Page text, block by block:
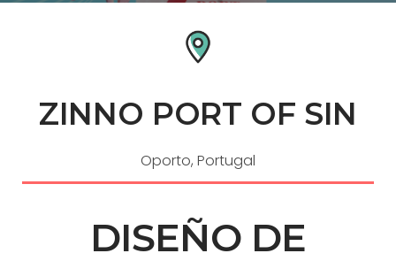
ZINNO PORT OF SIN
Oporto, Portugal
DISEÑO DE